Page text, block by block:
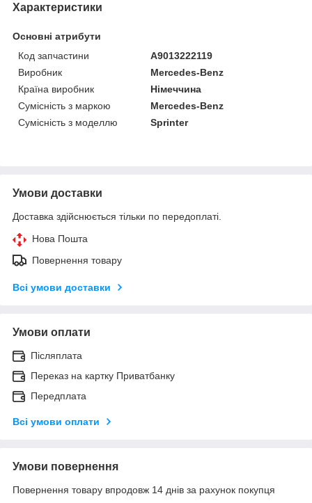
Характеристики
Основні атрибути
Код запчастини
A9013222119
Виробник
Mercedes-Benz
Країна виробник
Німеччина
Сумісність з маркою
Mercedes-Benz
Сумісність з моделлю
Sprinter
Умови доставки
Доставка здійснюється тільки по передоплаті.
Нова Пошта
Повернення товару
Всі умови доставки
Умови оплати
Післяплата
Переказ на картку Приватбанку
Передплата
Всі умови оплати
Умови повернення
Повернення товару впродовж 14 днів за рахунок покупця